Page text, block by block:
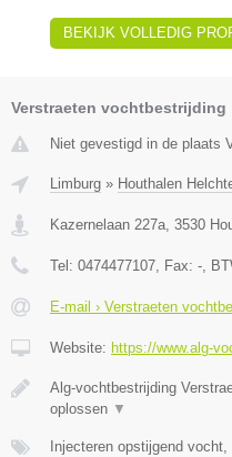
BEKIJK VOLLEDIG
Verstraeten vochtbestrijding
Niet gevestigd in de plaats
Limburg » Houthalen
Kazernelaan 227a 3530
Tel: 0474477107 , Fax: - ,
E-mail › Verstraeten
Website: https://www.alg-
Alg-vochtbestrijding
oplossen ▼
Injecteren opstijgend